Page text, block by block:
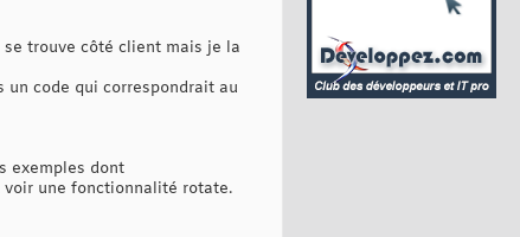
trouve côté client mais je la
code qui correspondrait au
exemples dont
voir une fonctionnalité rotate.